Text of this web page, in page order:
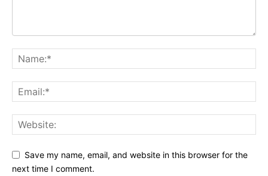
Save my name, email, and website in this browser for the
next time I comment.